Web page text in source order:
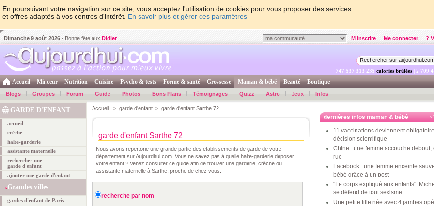
En poursuivant votre navigation sur ce site, vous acceptez l'utilisation de cookies pour vous proposer des services
et offres adaptés à vos centres d'intérêt. En savoir plus et gérer ces paramètres.
Dimanche 9 août 2026 - Bonne fête aux Didier M'inscrire | Me connecter | ?
747 537 313 885 calories brûlées | 2 709
Accueil Minceur Nutrition Cuisine Psycho & tests Forme & santé Grossesse Maman & bébé Beauté Boutique
Blogs Groupes Forum Guide Photos Bons Plans Témoignages Quizz Astro Jeux Infos
GARDE D'ENFANT
accueil
crèche
halte-garderie
assistante maternelle
rechercher une
garde d'enfant
ajouter une garde d'enfant
Grandes villes
gardes d'enfant de Paris
Accueil > garde d'enfant > garde d'enfant Sarthe 72
garde d'enfant Sarthe 72
Nous avons répertorié une grande partie des établissements de garde de votre
département sur Aujourdhui.com. Vous ne savez pas à quelle halte-garderie déposer
votre enfant ? Venez consulter ce guide afin de trouver une garderie, crèche ou
assistante maternelle à Sarthe, proche de chez vous.
recherche par nom
dernières infos maman & bébé
11 vaccinations deviennent
décision scientifique
Chine : une femme accouche debout,
rue
Facebook : une femme enceinte
bébé grâce à un post
"Le corps expliqué aux enfants":
se défend de tout sexisme
Une petite fille née avec 4 jambes